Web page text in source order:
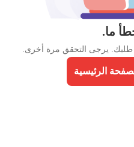
ما.
طلبك. يرجى التحقق مرة أخرى.
الرئيسية